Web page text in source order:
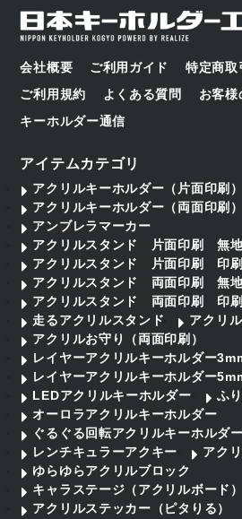
会社概要 ご利用ガイド
特定商取
ご利用規約
よくある質問
お客様
キーホルダー通信
アイテムカテゴリ
アクリルキーホルダー（片面印刷）
アクリルキーホルダー（両面印刷）
アンブレラマーカー
アクリルスタンド 片面印刷 無
アクリルスタンド 片面印刷 印
アクリルスタンド 両面印刷 無
アクリルスタンド 両面印刷 印
走るアクリルスタンド
アクリ
アクリルお守り（両面印刷）
レイヤーアクリルキーホルダー
レイヤーアクリルキーホルダー
LEDアクリルキーホルダー
ふ
オーロラアクリルキーホルダー
ぐるぐる回転アクリルキーホルダー
レンチキュラーアクキー
アク
ゆらゆらアクリルブロック
キャラステージ（アクリルボード）
アクリルステッカー（ピタりる）